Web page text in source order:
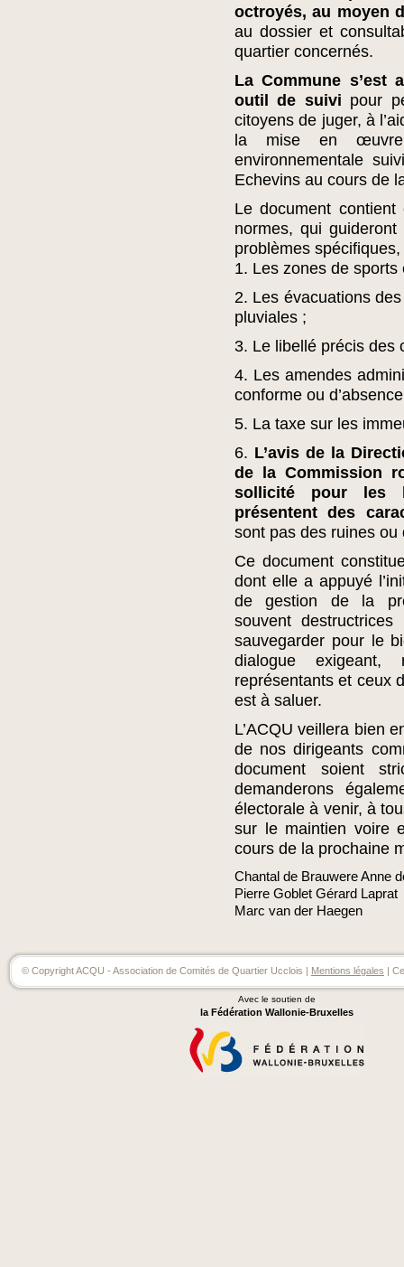
octroyés, au moyen
au dossier et
quartier concernés.
La Commune s’est
outil de suivi pour
citoyens de juger, à
la mise en
environnementale
Echevins au cours de
Le document contient
normes, qui
problèmes
1. Les zones de
2. Les évacuations
pluviales ;
3. Le libellé précis des
4. Les amendes
conforme ou
5. La taxe sur les
6. L’avis de la
de la Commission
sollicité pour les
présentent des
sont pas des ruines
Ce document
dont elle a appuyé
de gestion de la
souvent destructrices
sauvegarder pour le
dialogue
représentants et ceux
est à saluer.
L’ACQU veillera bien
de nos dirigeants
document soient
demanderons
électorale à venir, à
sur le maintien voire
cours de la prochaine
Chantal de Brauwere Anne
Pierre Goblet Gérard Laprat
Marc van der Haegen
© Copyright ACQU - Association de Comités de Quartier Ucclois | Mentions légales |
Avec le soutien de
la Fédération Wallonie-Bruxelles